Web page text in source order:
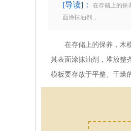
[导读]：
在存储上的保
面涂抹油剂，
在存储上的保养，木模
其表面涂抹油剂，堆放整
模板要存放于平整、干燥